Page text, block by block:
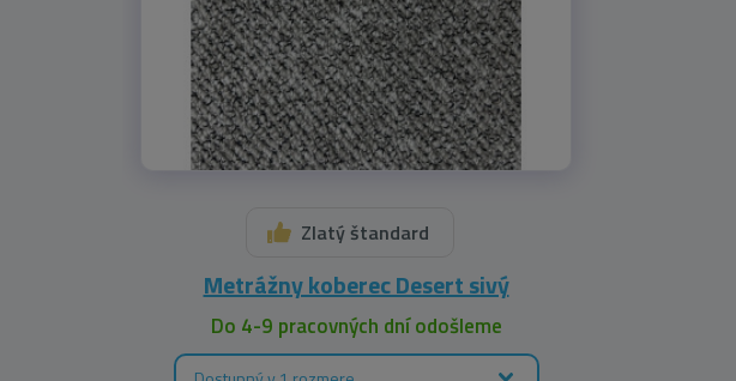
Zlatý štandard
Metrážny koberec Desert sivý
Do 4-9 pracovných dní odošleme